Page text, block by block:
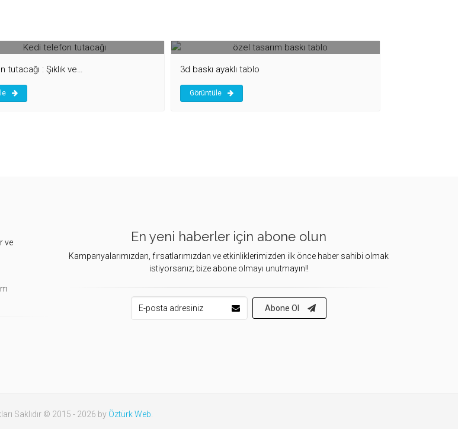
tutacağı : Şıklık ve… 3d baskı ayaklı tablo
Görüntüle
ve
En yeni haberler için abone olun
Kampanyalarımızdan, fırsatlarımızdan ve etkinliklerimizden ilk önce haber sahibi olmak
istiyorsanız; bize abone olmayı unutmayın!!
E-posta Adresiniz Abone Ol
Saklıdır © 2015 - 2026 by Öztürk Web